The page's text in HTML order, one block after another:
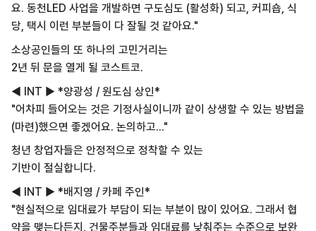
요. 동천LED 사업을 개발하면 구도심도 (활성화) 되고, 커피숍, 식
당, 택시 이런 부분들이 다 잘될 것 같아요."
소상공인들의 또 하나의 고민거리는
2년 뒤 문을 열게 될 코스트코.
◀ INT ▶ *양광성 / 원도심 상인*
"어차피 들어오는 것은 기정사실이니까 같이 상생할 수 있는 방법을
(마련)했으면 좋겠어요. 논의하고..."
청년 창업자들은 안정적으로 정착할 수 있는
기반이 절실합니다.
◀ INT ▶ *배지영 / 카페 주인*
"현실적으로 임대료가 부담이 되는 부분이 많이 있어요. 그래서 협
약을 맺는다든지, 건물주분들과 임대료를 낮춰주는 수준으로 보완